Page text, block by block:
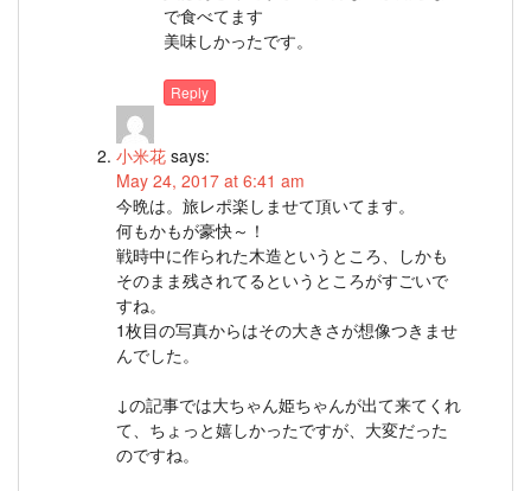
で食べてます
美味しかったです。
Reply
小米花 says:
May 24, 2017 at 6:41 am
今晩は。旅レポ楽しませて頂いてます。
何もかもが豪快～！
戦時中に作られた木造というところ、しかも
そのまま残されてるというところがすごいで
すね。
1枚目の写真からはその大きさが想像つきませ
んでした。
↓の記事では大ちゃん姫ちゃんが出て来てくれ
て、ちょっと嬉しかったですが、大変だった
のですね。